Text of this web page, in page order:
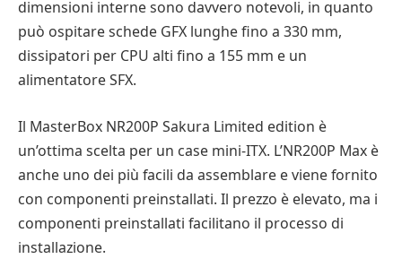
dimensioni interne sono davvero notevoli, in quanto
può ospitare schede GFX lunghe fino a 330 mm,
dissipatori per CPU alti fino a 155 mm e un
alimentatore SFX.
Il MasterBox NR200P Sakura Limited edition è
un’ottima scelta per un case mini-ITX. L’NR200P Max è
anche uno dei più facili da assemblare e viene fornito
con componenti preinstallati. Il prezzo è elevato, ma i
componenti preinstallati facilitano il processo di
installazione.